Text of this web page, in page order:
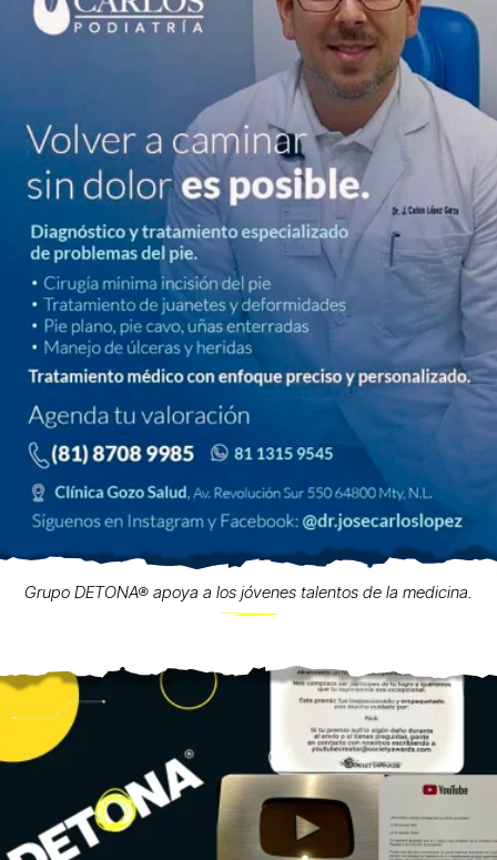
Grupo DETONA® apoya a los jóvenes talentos de la medicina.